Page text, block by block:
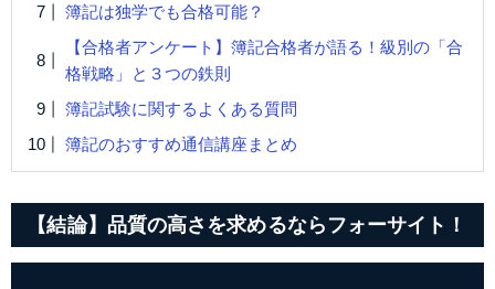
簿記は独学でも合格可能？
【合格者アンケート】簿記合格者が語る！級別の「合
格戦略」と３つの鉄則
簿記試験に関するよくある質問
簿記のおすすめ通信講座まとめ
【結論】品質の高さを求めるならフォーサイト！